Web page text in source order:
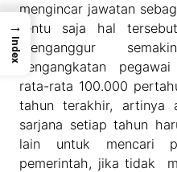
mengincar jawatan
tentu saja hal
menganggur
pengangkatan
rata-rata 100.000
tahun terakhir, artinya
sarjana setiap tahun
lain untuk mencari
pemerintah, jika tidak
→
Index